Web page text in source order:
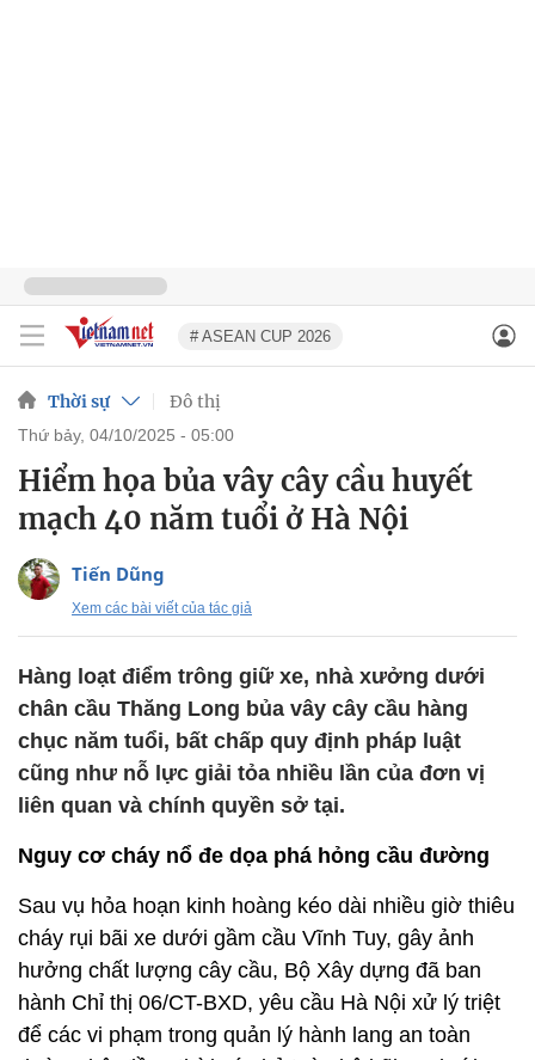
# ASEAN CUP 2026
Thời sự Đô thị
thứ bảy, 04/10/2025 - 05:00
Hiểm họa bủa vây cây cầu huyết
mạch 40 năm tuổi ở Hà Nội
Tiến Dũng
Xem các bài viết của tác giả
Hàng loạt điểm trông giữ xe, nhà xưởng dưới
chân cầu Thăng Long bủa vây cây cầu hàng
chục năm tuổi, bất chấp quy định pháp luật
cũng như nỗ lực giải tỏa nhiều lần của đơn vị
liên quan và chính quyền sở tại.
Nguy cơ cháy nổ đe dọa phá hỏng cầu đường
Sau vụ hỏa hoạn kinh hoàng kéo dài nhiều giờ thiêu
cháy rụi bãi xe dưới gầm cầu Vĩnh Tuy, gây ảnh
hưởng chất lượng cây cầu, Bộ Xây dựng đã ban
hành Chỉ thị 06/CT-BXD, yêu cầu Hà Nội xử lý triệt
để các vi phạm trong quản lý hành lang an toàn